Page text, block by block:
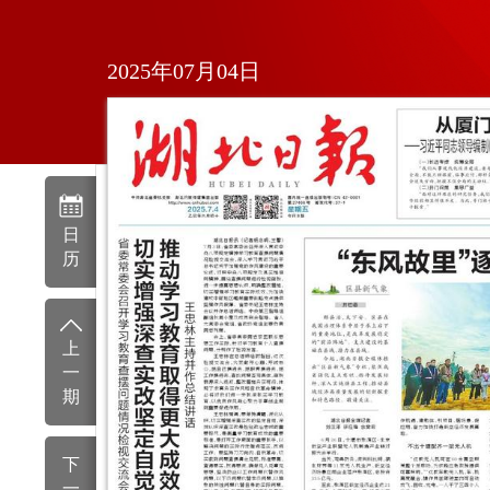
日
历
上
一
期
下
2025年07月04日